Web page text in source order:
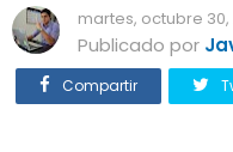
N
e
u
r
martes, octubre 30,
Publicado por
Compartir